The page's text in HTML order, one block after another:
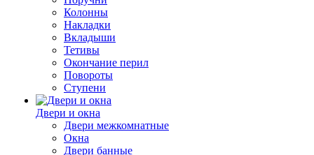
Колонны
Накладки
Вкладыши
Тетивы
Окончание перил
Повороты
Ступени
Двери и окна
Двери межкомнатные
Окна
Двери банные